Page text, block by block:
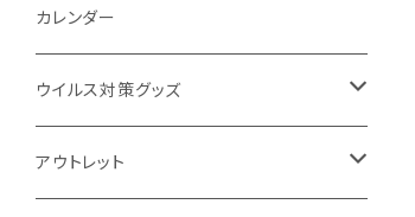
パットカバー、ブックカバー
IDケース、パスケース、コインケース
デスク周辺
非常食
タッチペン
USBケーブル・ハブ
イヤホン・ヘッドフォン
ビューティー雑貨
時計
マフラー・ストール
折りたたみクッション
カレンダー
ウイルス対策グッズ
除菌グッズ
アウトレット